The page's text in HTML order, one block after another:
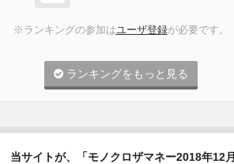
※ランキングの参加はユーザ登録が必要です。
ランキングをもっと見る
当サイトが、「モノクロザマネー2018年12月